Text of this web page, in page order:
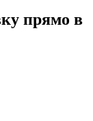
прямо в